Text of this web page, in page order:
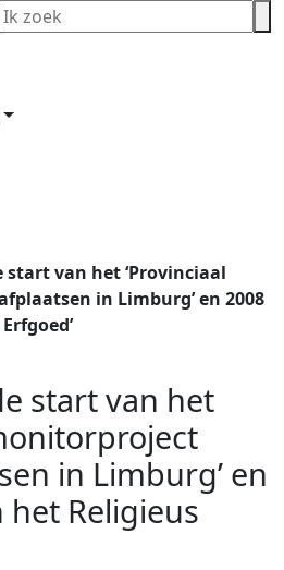
start van het ‘Provinciaal
in Limburg’ en 2008
start van het
in Limburg’ en
het Religieus